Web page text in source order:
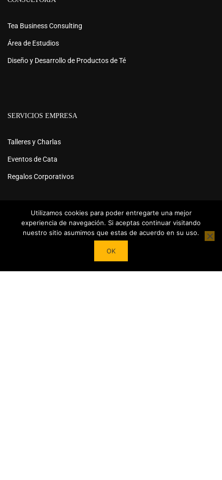
Tea Business Consulting
Área de Estudios
Diseño y Desarrollo de Productos de Té
SERVICIOS EMPRESA
Talleres y Charlas
Eventos de Cata
Regalos Corporativos
Powered byTea Institute Latinoamérica ® 2026. Todos Los
Utilizamos cookies para poder entregarte una mejor
experiencia de navegación. Si aceptas continuar visitando
nuestro sitio asumimos que estas de acuerdo en su uso.
OK